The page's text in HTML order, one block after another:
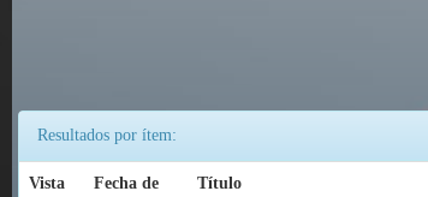
Resultados por ítem:
Vista
Fecha de
Título